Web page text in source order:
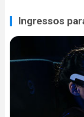
Ingressos